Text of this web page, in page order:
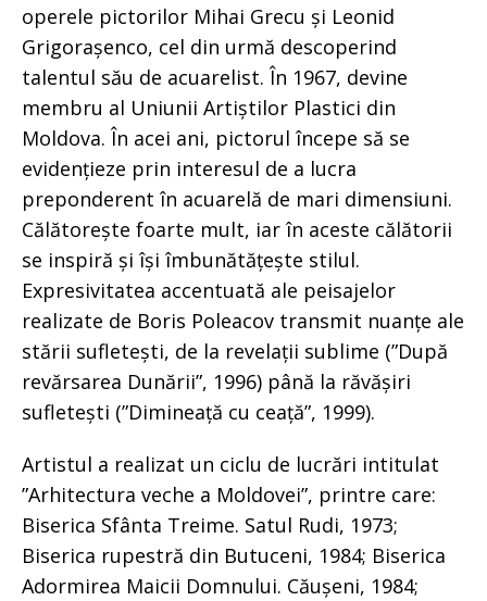
operele pictorilor Mihai Grecu și Leonid
Grigorașenco, cel din urmă descoperind
talentul său de acuarelist. În 1967, devine
membru al Uniunii Artiștilor Plastici din
Moldova. În acei ani, pictorul începe să se
evidențieze prin interesul de a lucra
preponderent în acuarelă de mari dimensiuni.
Călătorește foarte mult, iar în aceste călătorii
se inspiră și își îmbunătățește stilul.
Expresivitatea accentuată ale peisajelor
realizate de Boris Poleacov transmit nuanțe ale
stării sufletești, de la revelații sublime (”După
revărsarea Dunării”, 1996) până la răvășiri
sufletești (”Dimineață cu ceață”, 1999).
Artistul a realizat un ciclu de lucrări intitulat
”Arhitectura veche a Moldovei”, printre care:
Biserica Sfânta Treime. Satul Rudi, 1973;
Biserica rupestră din Butuceni, 1984; Biserica
Adormirea Maicii Domnului. Căușeni, 1984;